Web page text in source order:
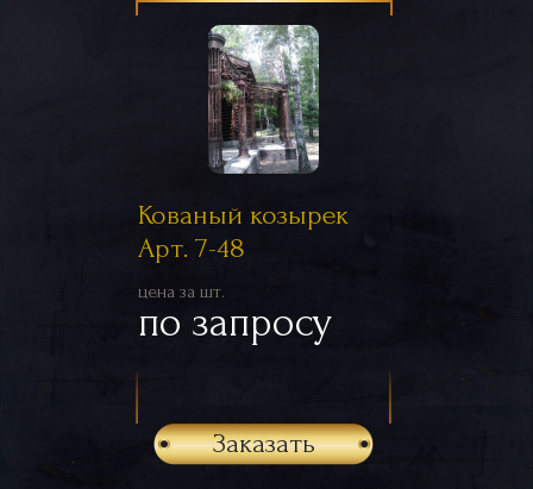
Кованый козырек
Арт. 7-48
цена за шт.
по запросу
Заказать